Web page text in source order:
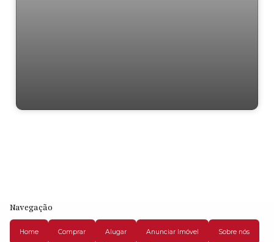
Navegação
Home Comprar Alugar Anunciar Imóvel Sobre nós